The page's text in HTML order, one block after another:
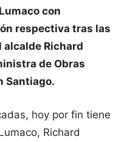
con
respectiva tras las
Richard
de Obras
Santiago.
hoy por fin tiene
Richard